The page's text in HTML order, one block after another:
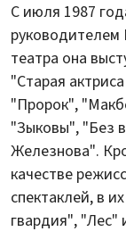
С июля 1987
руководителем
театра она
"Старая
"Пророк",
"Зыковы", "Без
Железнова".
качестве
спектаклей, в
гвардия", "Лес"